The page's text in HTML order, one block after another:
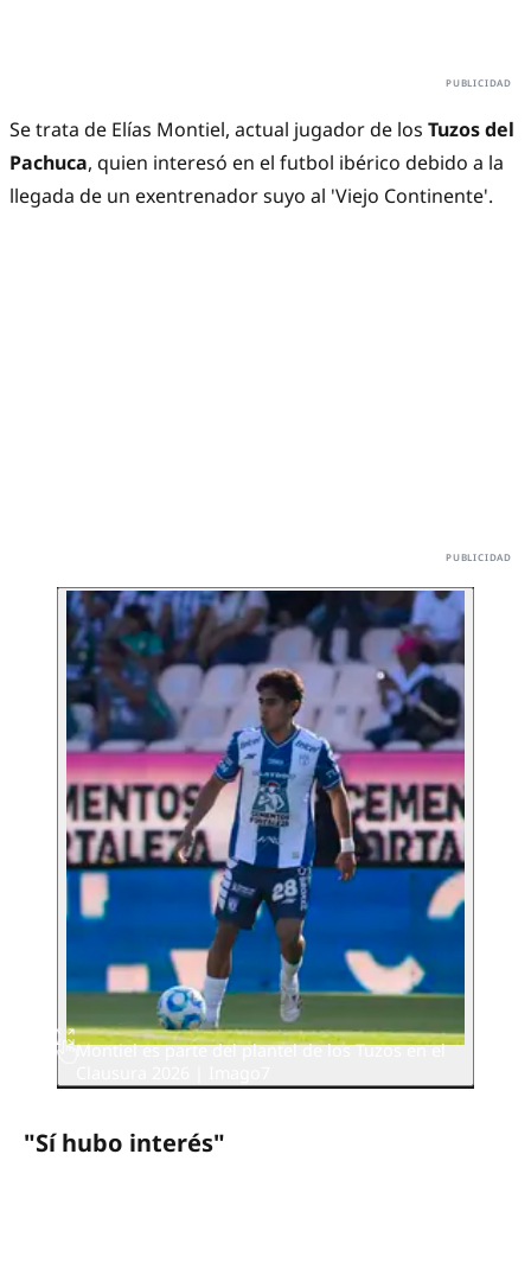
Se trata de Elías Montiel, actual jugador de los Tuzos del
Pachuca, quien interesó en el futbol ibérico debido a la
llegada de un exentrenador suyo al 'Viejo Continente'.
Montiel es parte del plantel de los Tuzos en el
"Sí hubo interés"